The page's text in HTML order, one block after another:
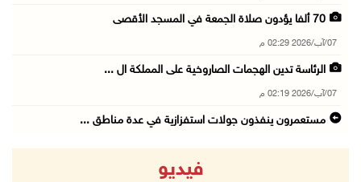
70 ألفا يؤدون صلاة الجمعة في المسجد الأقصى
07/آب/2026 02:29 م
الرئاسة تدين الهجمات الصاروخية على المملكة ال ...
07/آب/2026 02:19 م
مستعمرون ينفذون جولات استفزازية في عدة مناطق ...
أمين عام الجامعة العربية يحذر من نهج إسرائيل ...
فيديو